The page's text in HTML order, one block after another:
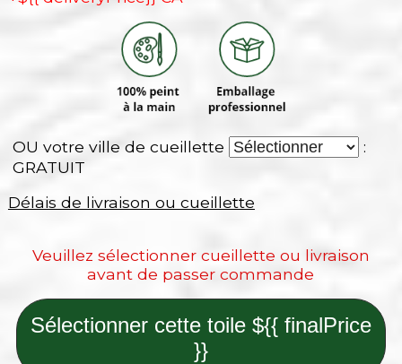
OU votre ville de cueillette
:
GRATUIT
Délais de livraison ou cueillette
Veuillez sélectionner cueillette ou livraison
avant de passer commande
Sélectionner cette toile ${{ finalPrice
}}